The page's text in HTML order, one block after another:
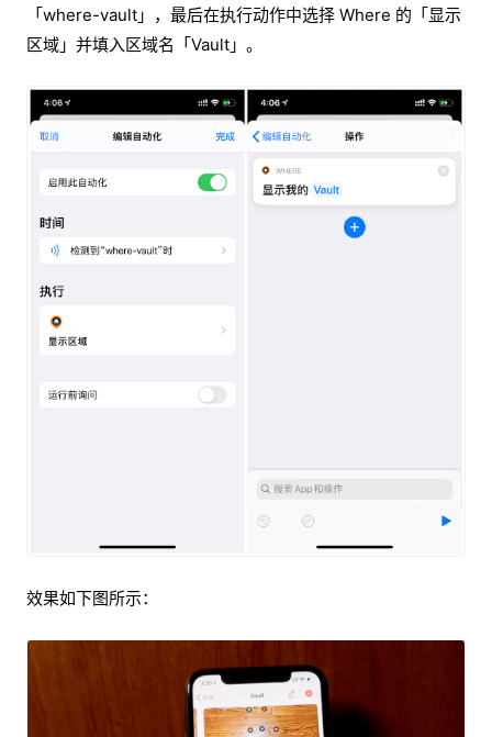
「where-vault」，最后在执行动作中选择 Where 的「显示
区域」并填入区域名「Vault」。
效果如下图所示：